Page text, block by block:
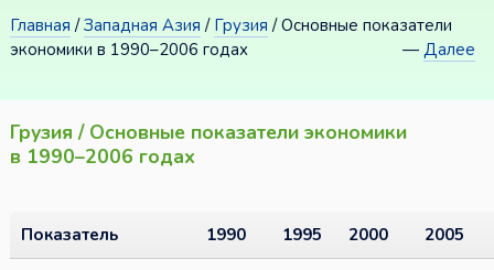
Главная /Западная Азия / Грузия / Основные показатели
экономики в 1990–2006 годах
—Далее
Грузия / Основные показатели экономики
в 1990–2006 годах
Показатель 1990 1995 2000 2005